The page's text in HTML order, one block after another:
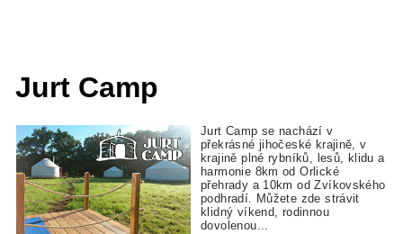
Jurt Camp
Jurt Camp se nachází v
překrásné jihočeské krajině, v
krajině plné rybníků, lesů, klidu a
harmonie 8km od Orlické
přehrady a 10km od Zvíkovského
podhradí. Můžete zde strávit
klidný víkend, rodinnou
dovolenou...